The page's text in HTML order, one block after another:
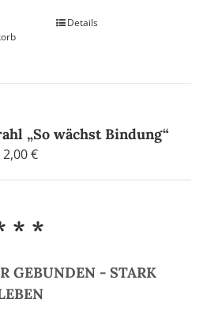
Details
„So wächst Bindung“
2,00€Preisspanne:
* *
GEBUNDEN - STARK